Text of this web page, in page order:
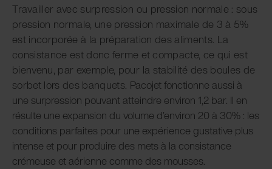
Travailler avec surpression ou pression normale : sous
pression normale, une pression maximale de 3 à 5%
est incorporée à la préparation des aliments. La
consistance est donc ferme et compacte, ce qui est
bienvenu, par exemple, pour la stabilité des boules de
sorbet lors des banquets. Pacojet fonctionne aussi à
une surpression pouvant atteindre environ 1,2 bar. Il en
résulte une expansion du volume d’environ 20 à 30% : les
conditions parfaites pour une expérience gustative plus
intense et pour produire des mets à la consistance
crémeuse et aérienne comme des mousses.